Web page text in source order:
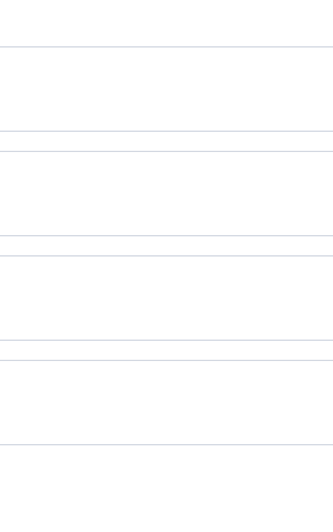
na powiece, idealnie cienkiej i
się. Nie rozmazuje się, dzięki czemu